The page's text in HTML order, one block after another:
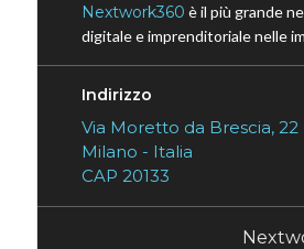
Nextwork360 è il più grande
digitale e imprenditoriale nelle
Indirizzo
Via Moretto da Brescia, 22
Milano - Italia
CAP 20133